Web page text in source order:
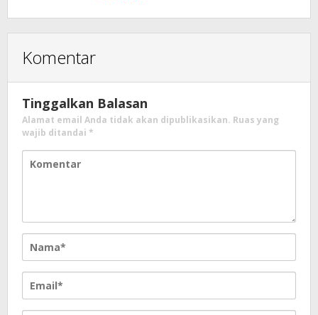
Komentar
Tinggalkan Balasan
Alamat email Anda tidak akan dipublikasikan. Ruas yang
wajib ditandai *